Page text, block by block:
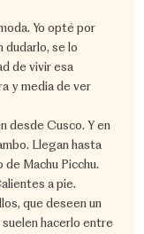
Yo opté por
dudarlo, se lo
de vivir esa
y media de ver
desde Cusco. Y en
Llegan hasta
Machu Picchu.
a pie.
que deseen un
hacerlo entre